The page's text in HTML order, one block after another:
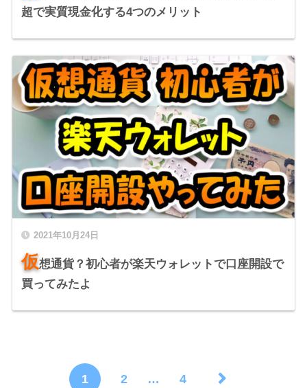
超で実質現金化する4つのメリット
2021年10月24日
仮想通貨？初心者が楽天ウォレットで口座開設で
買ってみたよ
1 2 … 4